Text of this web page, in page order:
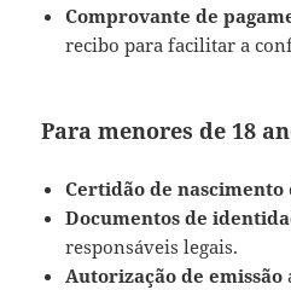
Comprovante de
recibo para facilitar a
Para menores de 18
Certidão de nascimento
Documentos de
responsáveis legais.
Autorização de emissão